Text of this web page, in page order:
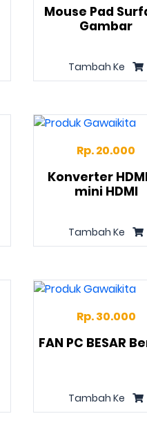
Mouse Pad
Gambar
Tambah Ke
Rp. 20.000
Konverter
mini HDMI
Tambah Ke
Rp. 30.000
FAN PC BESAR
Tambah Ke